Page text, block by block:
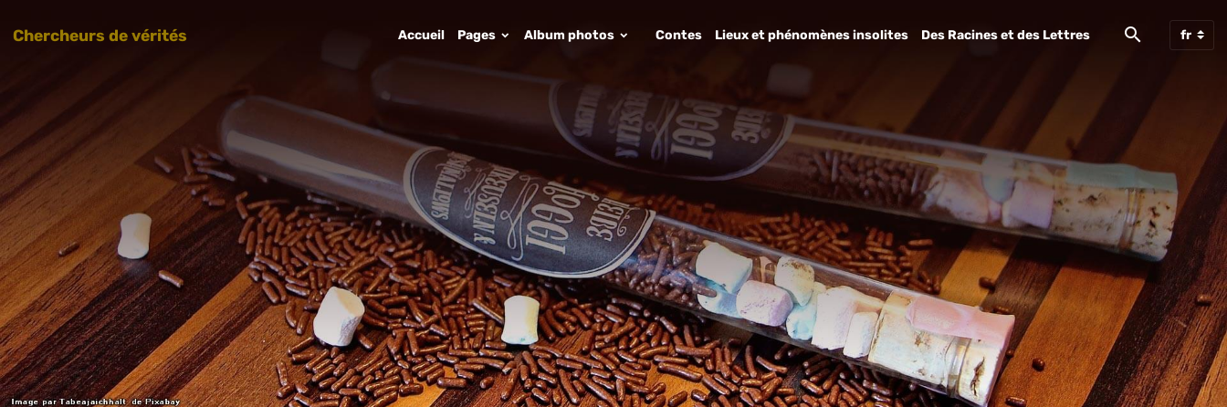
Chercheurs de vérités Accueil Pages Album photos Contes Lieux et phénomènes insolites Des Racines et des Lettres